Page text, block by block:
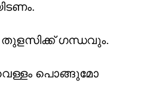
തുളസിക്ക് ഗന്ധവും.
പൊങ്ങുമോ